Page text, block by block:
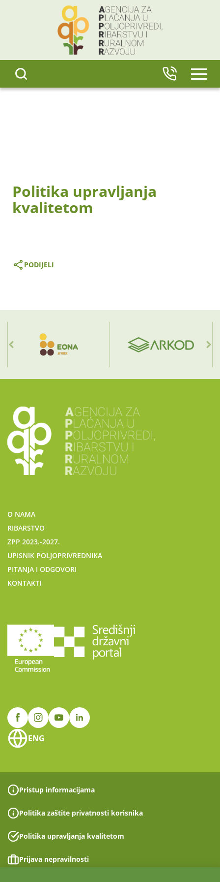
Politika upravljanja
kvalitetom
PODIJELI
O NAMA
RIBARSTVO
ZPP 2023.-2027.
UPISNIK POLJOPRIVREDNIKA
PITANJA I ODGOVORI
KONTAKTI
ENG
Pristup informacijama
Politika zaštite privatnosti korisnika
Politika upravljanja kvalitetom
Prijava nepravilnosti